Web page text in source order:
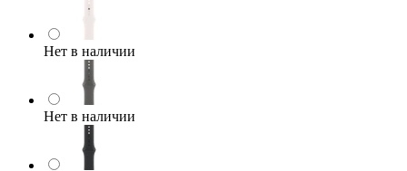
Нет в наличии
Нет в наличии